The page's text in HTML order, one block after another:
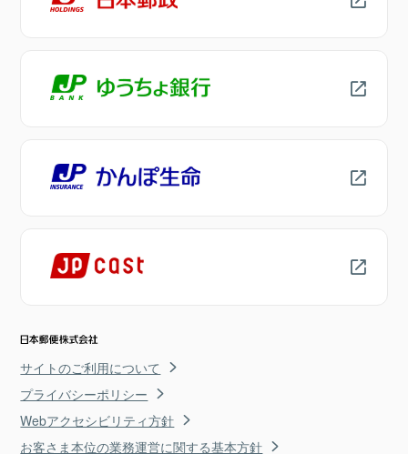
サイトのご利用について
プライバシーポリシー
Webアクセシビリティ方針
お客さま本位の業務運営に関する基本方針